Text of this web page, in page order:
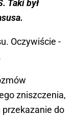
Taki był
Oczywiście -
zniszczenia,
przekazanie do